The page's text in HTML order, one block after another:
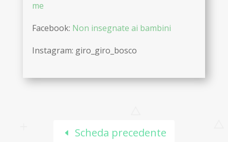
me
Facebook: Non insegnate ai bambini
Instagram: giro_giro_bosco
Scheda precedente